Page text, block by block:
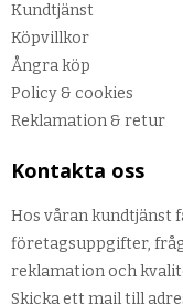
Kundtjänst
Köpvillkor
Ångra köp
Policy & cookies
Reklamation & retur
Kontakta oss
Hos våran kundtjänst
företagsuppgifter,
reklamation och
Skicka ett mail till